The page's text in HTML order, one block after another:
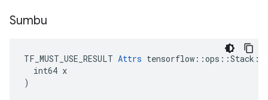
Sumbu
TF_MUST_USE_RESULT Attrs
  int64 x
)